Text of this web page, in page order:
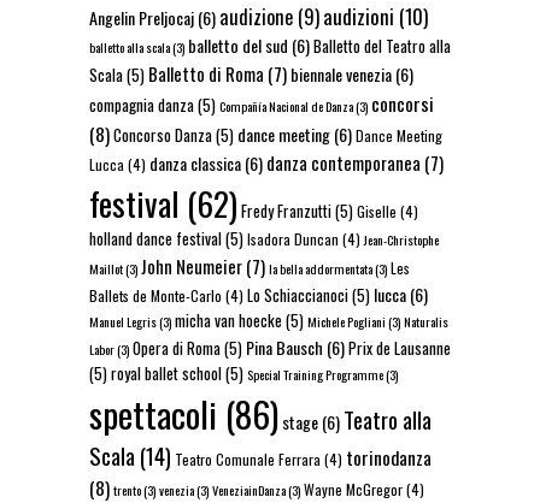
Angelin Preljocaj(6)audizione (9)audizioni (10)
balletto alla scala(3) balletto del sud (6)Balletto del Teatro alla
Scala(5) Balletto di Roma (7)biennale venezia(6)
compagnia danza(5)Compañía Nacional de Danza(3) concorsi
(8)Concorso Danza(5) dance meeting(6)Dance Meeting
Lucca (4) danza classica(6)danza contemporanea (7)
festival (62) Fredy Franzutti(5)Giselle (4)
holland dance festival(5)Isadora Duncan (4) Jean-Christophe
Maillot(3)John Neumeier(7)la bella addormentata(3)Les
Ballets de Monte-Carlo (4) Lo Schiaccianoci(5) lucca(6)
Manuel Legris(3)micha van hoecke(5)Michele Pogliani(3)Naturalis
Labor(3)Opera di Roma(5) Pina Bausch (6)Prix de Lausanne
(5)royal ballet school(5)Special Training Programme(3)
spettacoli (86)stage(6)Teatro alla
Scala (14) Teatro Comunale Ferrara (4) torinodanza
(8)trento(3)venezia(3)VeneziainDanza(3)Wayne McGregor(4)